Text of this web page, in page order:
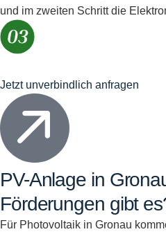
und im zweiten Schritt die
Jetzt unverbindlich anfragen
PV-Anlage in
Förderungen gibt
Für Photovoltaik in Gronau